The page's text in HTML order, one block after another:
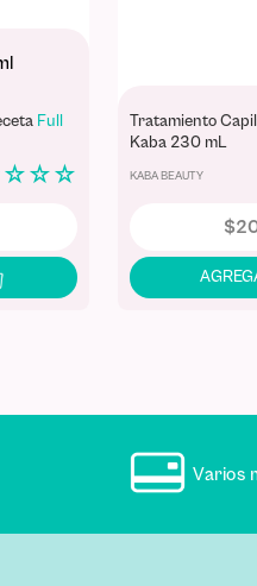
Full
☆ ☆ ☆
Tratamiento
Kaba 230 mL
KABA BEAUTY
$
Varios